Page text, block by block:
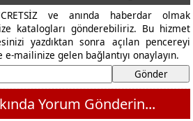
ve anında haberdar olmak
katalogları gönderebiliriz. Bu hizmet
yazdıktan sonra açılan pencereyi
mailinize gelen bağlantıyı onaylayın.
Yorum Gönderin...